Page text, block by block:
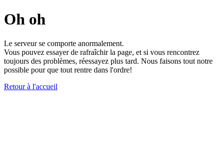
Oh oh
Le serveur se comporte anormalement.
Vous pouvez essayer de rafraîchir la page, et si vous rencontrez
toujours des problèmes, réessayez plus tard. Nous faisons tout notre
possible pour que tout rentre dans l'ordre!
Retour à l'accueil